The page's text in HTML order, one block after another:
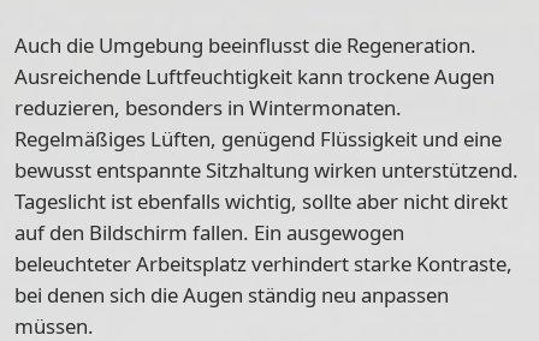
Auch die Umgebung beeinflusst die Regeneration.
Ausreichende Luftfeuchtigkeit kann trockene Augen
reduzieren, besonders in Wintermonaten.
Regelmäßiges Lüften, genügend Flüssigkeit und eine
bewusst entspannte Sitzhaltung wirken unterstützend.
Tageslicht ist ebenfalls wichtig, sollte aber nicht direkt
auf den Bildschirm fallen. Ein ausgewogen
beleuchteter Arbeitsplatz verhindert starke Kontraste,
bei denen sich die Augen ständig neu anpassen
müssen.